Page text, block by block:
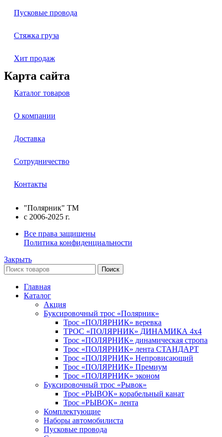
Пусковые провода
Стяжка груза
Хит продаж
Карта сайта
Каталог товаров
О компании
Доставка
Сотрудничество
Контакты
"Полярник" TM
c 2006-2025 г.
Все права защищены
Политика конфиденциальности
Закрыть
Поиск
Главная
Каталог
Акция
Буксировочный трос «Полярник»
Трос «ПОЛЯРНИК» веревка
ТРОС «ПОЛЯРНИК» ДИНАМИКА 4х4
Трос «ПОЛЯРНИК» динамическая стропа
Трос «ПОЛЯРНИК» лента СТАНДАРТ
Трос «ПОЛЯРНИК» Непровисающий
Трос «ПОЛЯРНИК» Премиум
Трос «ПОЛЯРНИК» эконом
Буксировочный трос «Рывок»
Трос «РЫВОК» корабельный канат
Трос «РЫВОК» лента
Комплектующие
Наборы автомобилиста
Пусковые провода